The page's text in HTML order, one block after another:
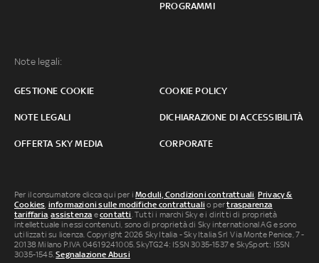
PROGRAMMI
Note legali:
GESTIONE COOKIE COOKIE POLICY
NOTE LEGALI DICHIARAZIONE DI ACCESSIBILITÀ
OFFERTA SKY MEDIA CORPORATE
Per il consumatore clicca qui per iModuli, Condizioni contrattuali, Privacy &
Cookies, informazioni sulle modifiche contrattuali o pertrasparenza
tariffaria,assistenza econtatti. Tutti i marchi Sky e i diritti di proprietà
intellettuale in essi contenuti, sono di proprietà di Sky international AG e sono
utilizzati su licenza. Copyright 2026 Sky Italia - Sky Italia Srl Via Monte Penice, 7 -
20138 Milano P.IVA 04619241005. SkyTG24: ISSN 3035-1537 e SkySport: ISSN
3035-1545.Segnalazione Abusi